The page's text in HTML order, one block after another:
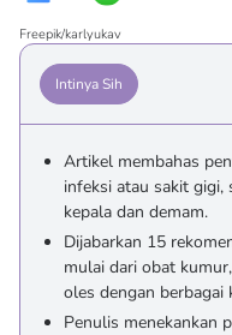
Freepik/karlyukav
Intinya Sih
Artikel membahas
infeksi atau sakit gigi,
kepala dan demam.
Dijabarkan 15
mulai dari obat
oles dengan berbagai
Penulis menekankan